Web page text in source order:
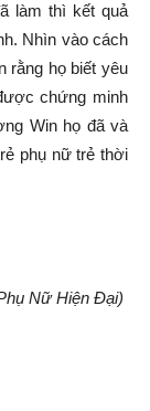
làm thì kết quả
Nhìn vào cách
rằng họ biết yêu
chứng minh
Win họ đã và
phụ nữ trẻ thời
Nữ Hiện Đại)